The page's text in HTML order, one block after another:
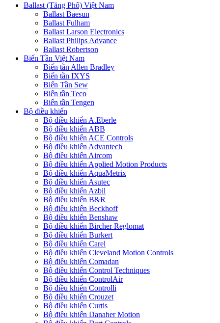
Ballast (Tăng Phô) Việt Nam
Ballast Baesun
Ballast Fulham
Ballast Larson Electronics
Ballast Philips Advance
Ballast Robertson
Biến Tần Việt Nam
Biến tần Allen Bradley
Biến tần IXYS
Biến Tần Sew
Biến tần Teco
Biến tần Tengen
Bộ điều khiển
Bộ điều khiển A.Eberle
Bộ điều khiển ABB
Bộ điều khiển ACE Controls
Bộ điều khiển Advantech
Bộ điều khiển Aircom
Bộ điều khiển Applied Motion Products
Bộ điều khiển AquaMetrix
Bộ điều khiển Asutec
Bộ điều khiển Azbil
Bộ điều khiển B&R
Bộ điều khiển Beckhoff
Bộ điều khiển Benshaw
Bộ điều khiển Bircher Reglomat
Bộ điều khiển Burkert
Bộ điều khiển Carel
Bộ điều khiển Cleveland Motion Controls
Bộ điều khiển Comadan
Bộ điều khiển Control Techniques
Bộ điều khiển ControlAir
Bộ điều khiển Controlli
Bộ điều khiển Crouzet
Bộ điều khiển Curtis
Bộ điều khiển Danaher Motion